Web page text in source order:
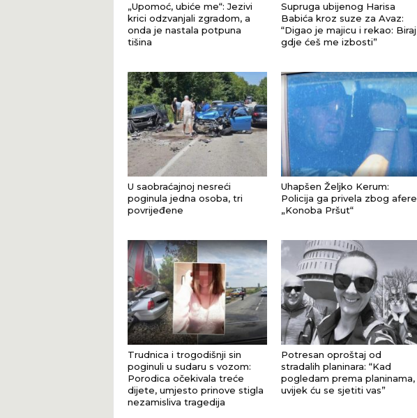
„Upomoć, ubiće me“: Jezivi
krici odzvanjali zgradom, a
onda je nastala potpuna
tišina
Supruga ubijenog Harisa
Babića kroz suze za Avaz:
“Digao je majicu i rekao: Biraj
gdje ćeš me izbosti”
U saobraćajnoj nesreći
poginula jedna osoba, tri
povrijeđene
Uhapšen Željko Kerum:
Policija ga privela zbog afere
„Konoba Pršut“
Trudnica i trogodišnji sin
poginuli u sudaru s vozom:
Porodica očekivala treće
dijete, umjesto prinove stigla
nezamisliva tragedija
Potresan oproštaj od
stradalih planinara: “Kad
pogledam prema planinama,
uvijek ću se sjetiti vas”